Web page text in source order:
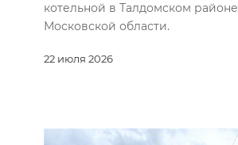
22 июля 2026
котельной в Талдомском районе
Московской области.